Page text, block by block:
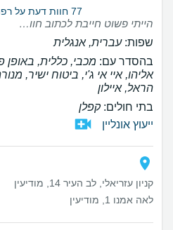
77 חוות דעת על רפואת נשים/גינקולוגיה
הייתי פשוט חייבת לכתוב חוות דעת על הרופא המלאך הזה! אין ספק שמטפל ברגישות ואכפתיות , דאג להתקשר לאחר הפרוצדורה וגם לוודא לאחר מכן מה שלומי… לכל אורך הטיפול גרם לי להרגיש בטוחה והסביר לאורך כל הדרך מה הולך לקרות אפילו בלי שאשאל כדי שאדע בדיוק לפרטי פרטים מי הולך לקבל אותי ואיך הכול התנהל… אין ספק שמדובר בבן אדם מדהים!!! ללא ספק הבחירה הנכונה.
שפות:עברית, אנגלית
בהסדר עם: מכבי, כללית,
אליהו, איי אי ג'י, ביטוח ישיר,
הראל, איילון
בתי חולים: קפלן
ייעוץ אונליין
קניון עזריאלי, לב העיר 14, מודיעין
לאה אמנו 1, מודיעין